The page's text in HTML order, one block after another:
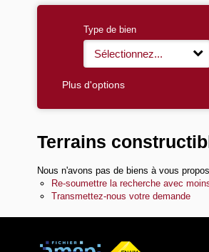
Type de bien
Sélectionnez...
Plus d'options
Terrains
Nous n'avons pas de biens à vous
Re-soumettre la recherche avec
Transmettez-nous votre demande